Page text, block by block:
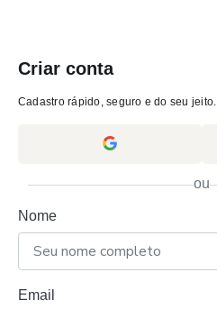
Criar conta
Cadastro rápido, seguro e do seu jeito.
ou
Nome
Email